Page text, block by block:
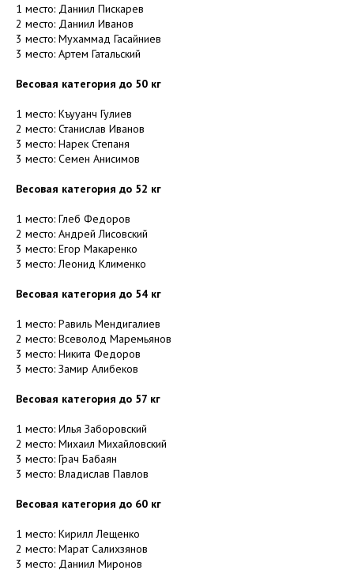
1 место: Даниил Пискарев
2 место: Даниил Иванов
3 место: Мухаммад Гасайниев
3 место: Артем Гатальский
Весовая категория до 50 кг
1 место: Къууанч Гулиев
2 место: Станислав Иванов
3 место: Нарек Степаня
3 место: Семен Анисимов
Весовая категория до 52 кг
1 место: Глеб Федоров
2 место: Андрей Лисовский
3 место: Егор Макаренко
3 место: Леонид Клименко
Весовая категория до 54 кг
1 место: Равиль Мендигалиев
2 место: Всеволод Маремьянов
3 место: Никита Федоров
3 место: Замир Алибеков
Весовая категория до 57 кг
1 место: Илья Заборовский
2 место: Михаил Михайловский
3 место: Грач Бабаян
3 место: Владислав Павлов
Весовая категория до 60 кг
1 место: Кирилл Лещенко
2 место: Марат Салихзянов
3 место: Даниил Миронов